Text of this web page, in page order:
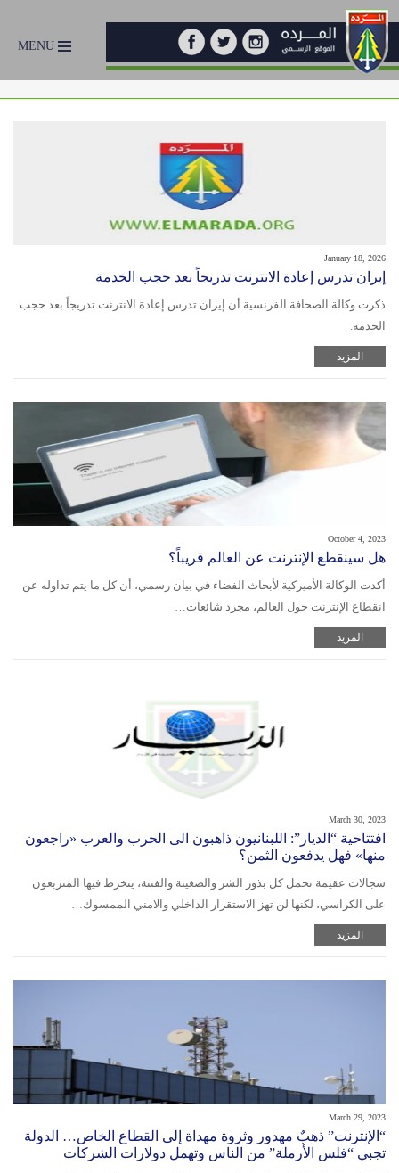
MENU
January 18, 2026
إيران تدرس إعادة الانترنت تدريجاً بعد حجب الخدمة
ذكرت وكالة الصحافة الفرنسية أن إيران تدرس إعادة الانترنت تدريجاً بعد حجب
الخدمة.
المزيد
October 4, 2023
هل سينقطع الإنترنت عن العالم قريباً؟
أكدت الوكالة الأميركية لأبحاث الفضاء في بيان رسمي، أن كل ما يتم تداوله عن
انقطاع الإنترنت حول العالم، مجرد شائعات…
المزيد
March 30, 2023
افتتاحية “الديار”: اللبنانيون ذاهبون الى الحرب والعرب «راجعون
منها» فهل يدفعون الثمن؟
سجالات عقيمة تحمل كل بذور الشر والضغينة والفتنة، ينخرط فيها المتربعون
على الكراسي، لكنها لن تهز الاستقرار الداخلي والامني الممسوك…
المزيد
March 29, 2023
“الإنترنت” ذهبٌ مهدور وثروة مهداة إلى القطاع الخاص… الدولة
تجبي “فلس الأرملة” من الناس وتهمل دولارات الشركات